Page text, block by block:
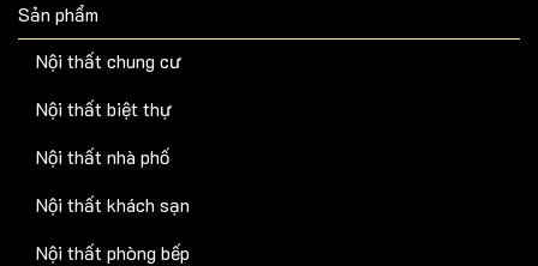
Sản phẩm
Nội thất chung cư
Nội thất biệt thự
Nội thất nhà phố
Nội thất khách sạn
Nội thất phòng bếp